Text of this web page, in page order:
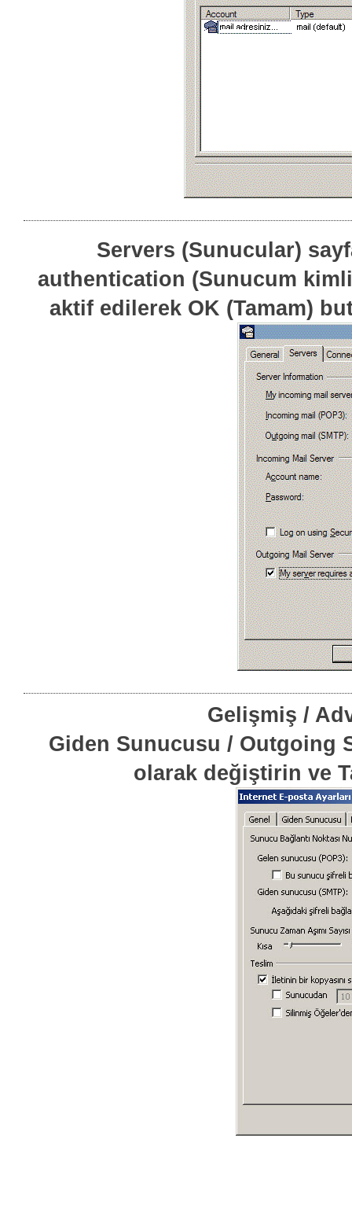
Servers (Sunucular)
authentication (Sunucum
aktif edilerek OK (Tamam)
Gelişmiş /
Giden Sunucusu / Outgoing
olarak değiştirin ve